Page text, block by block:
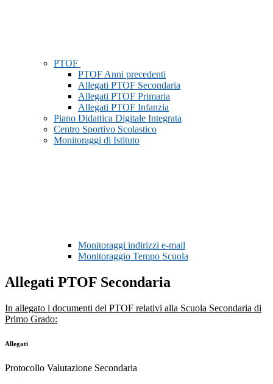
PTOF
PTOF Anni precedenti
Allegati PTOF Secondaria
Allegati PTOF Primaria
Allegati PTOF Infanzia
Piano Didattica Digitale Integrata
Centro Sportivo Scolastico
Monitoraggi di Istituto
Monitoraggi indirizzi e-mail
Monitoraggio Tempo Scuola
Allegati PTOF Secondaria
In allegato i documenti del PTOF relativi alla Scuola Secondaria di
Primo Grado:
Allegati
Protocollo Valutazione Secondaria